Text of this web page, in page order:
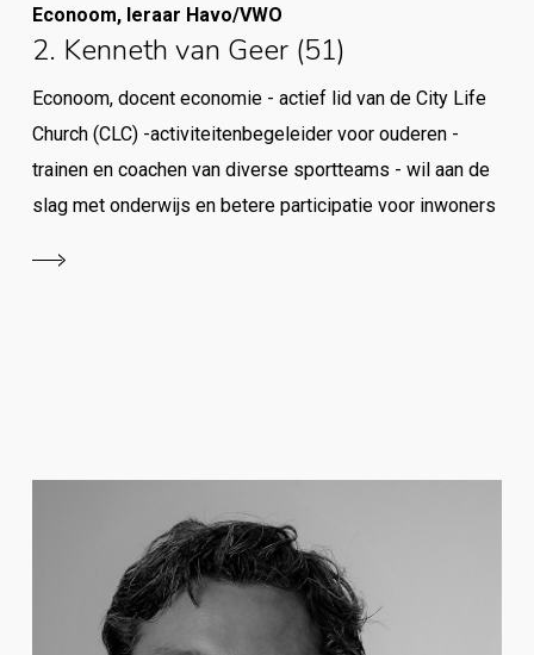
Econoom, leraar Havo/VWO
2. Kenneth van Geer (51)
Econoom, docent economie - actief lid van de City Life
Church (CLC) -activiteitenbegeleider voor ouderen -
trainen en coachen van diverse sportteams - wil aan de
slag met onderwijs en betere participatie voor inwoners